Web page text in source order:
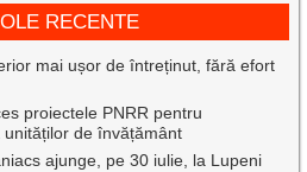
RECENTE
mai ușor de întreținut, fără efort
proiectele PNRR pentru
de învățământ
ajunge, pe 30 iulie, la Lupeni